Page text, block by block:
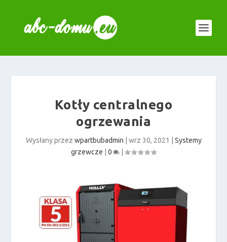
Kotły centralnego
ogrzewania
Wysłany przez wpartbubadmin wrz 30, 2021
Systemy
grzewcze
0